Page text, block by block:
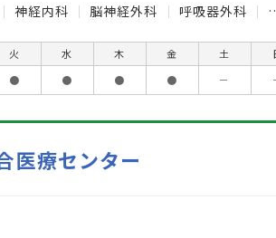
神経内科 脳神経外科 呼吸器外科
火 水 木 金 土
● ● ● ● －
医療センター